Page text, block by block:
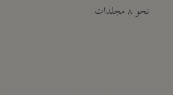
نحو ٨ مجلدات